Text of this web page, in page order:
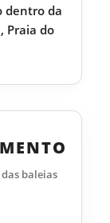
dentro da
Praia do
baleias